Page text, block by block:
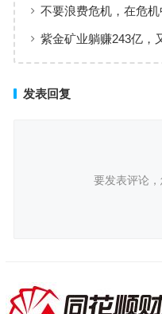
不要浪费危机，在危
的一个月后
紫金矿业躺赚243亿，
发表回复
要发表评论